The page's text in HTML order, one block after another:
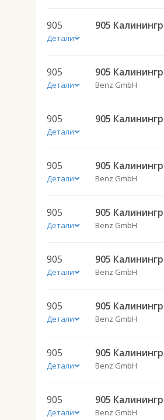
905
Детали
905
Детали Benz GmbH
905
Детали
905
Детали Benz GmbH
905
Детали Benz GmbH
905
Детали Benz GmbH
905
Детали Benz GmbH
905
Детали Benz GmbH
905
Детали Benz GmbH